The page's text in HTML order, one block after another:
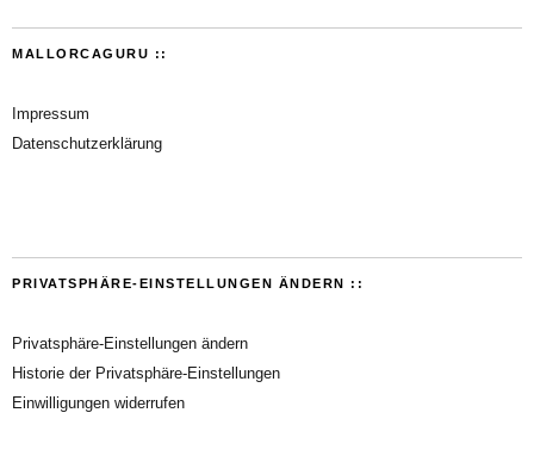
MALLORCAGURU ::
Impressum
Datenschutzerklärung
PRIVATSPHÄRE-EINSTELLUNGEN ÄNDERN ::
Privatsphäre-Einstellungen ändern
Historie der Privatsphäre-Einstellungen
Einwilligungen widerrufen